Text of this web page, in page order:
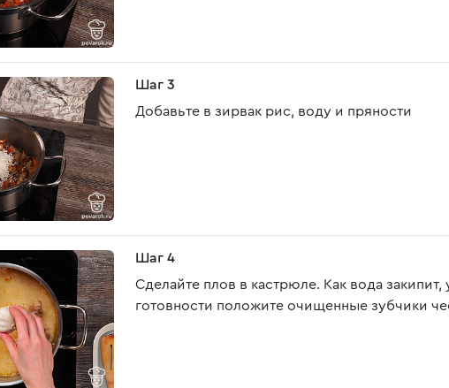
Шаг 3
Добавьте в зирвак рис, воду и пряности
Шаг 4
Сделайте плов в кастрюле. Как вода
готовности положите очищенные зубчики